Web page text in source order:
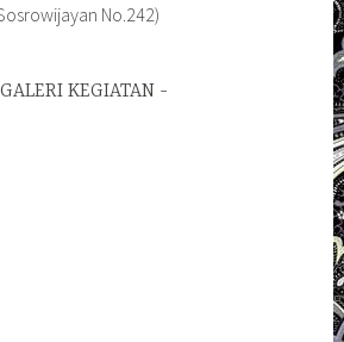
No.242)
GALERI KEGIATAN